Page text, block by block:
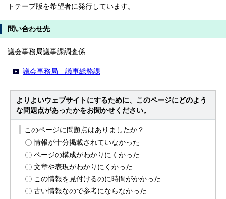
トテープ版を希望者に発行しています。
問い合わせ先
議会事務局議事課調査係
議会事務局 議事総務課
よりよいウェブサイトにするために、このページにどのよう
な問題点があったかをお聞かせください。
このページに問題点はありましたか？
情報が十分掲載されていなかった
ページの構成がわかりにくかった
文章や表現がわかりにくかった
この情報を見付けるのに時間がかかった
古い情報なので参考にならなかった